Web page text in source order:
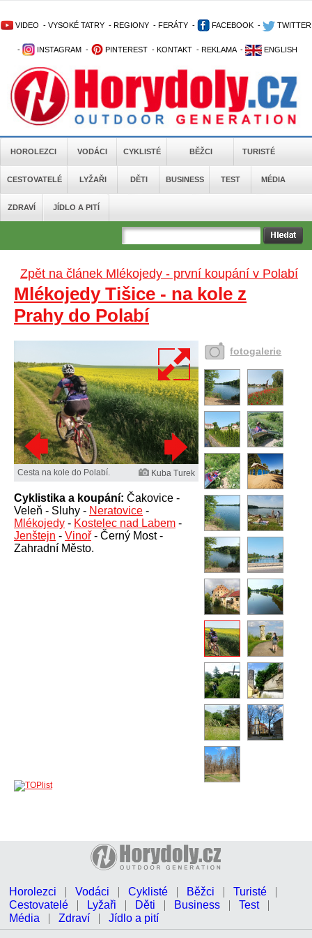
VIDEO - VYSOKÉ TATRY - REGIONY - FERÁTY - FACEBOOK - TWITTER
- INSTAGRAM - PINTEREST - KONTAKT - REKLAMA - ENGLISH
HOROLEZCI VODÁCI CYKLISTÉ BĚŽCI TURISTÉ
CESTOVATELÉ LYŽAŘI DĚTI BUSINESS TEST MÉDIA
ZDRAVÍ JÍDLO A PITÍ
Zpět na článek Mlékojedy - první koupání v Polabí
Mlékojedy Tišice - na kole z
Prahy do Polabí
Cesta na kole do Polabí. Kuba Turek
Cyklistika a koupání: Čakovice -
Veleň - Sluhy - Neratovice -
Mlékojedy - Kostelec nad Labem -
Jenštejn - Vinoř - Černý Most -
Zahradní Město.
fotogalerie
Horolezci Vodáci Cyklisté Běžci
Turisté
Cestovatelé
Lyžaři Děti Business
Test
Média
Zdraví Jídlo a pití